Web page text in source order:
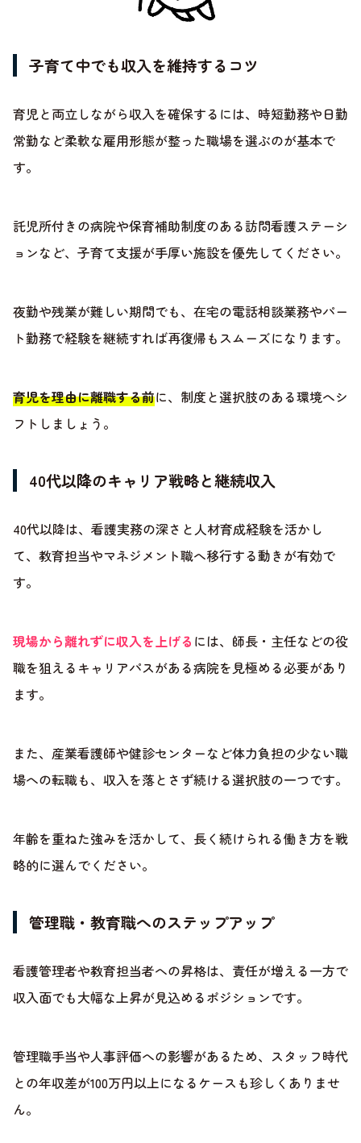
子育て中でも収入を維持するコツ
育児と両立しながら収入を確保するには、時短勤務や日勤
常勤など柔軟な雇用形態が整った職場を選ぶのが基本で
す。
託児所付きの病院や保育補助制度のある訪問看護ステーシ
ョンなど、子育て支援が手厚い施設を優先してください。
夜勤や残業が難しい期間でも、在宅の電話相談業務やパー
ト勤務で経験を継続すれば再復帰もスムーズになります。
育児を理由に離職する前に、制度と選択肢のある環境へシ
フトしましょう。
40代以降のキャリア戦略と継続収入
40代以降は、看護実務の深さと人材育成経験を活かし
て、教育担当やマネジメント職へ移行する動きが有効で
す。
現場から離れずに収入を上げる には、師長・主任などの役
職を狙えるキャリアパスがある病院を見極める必要があり
ます。
また、産業看護師や健診センターなど体力負担の少ない職
場への転職も、収入を落とさず続ける選択肢の一つです。
年齢を重ねた強みを活かして、長く続けられる働き方を戦
略的に選んでください。
管理職・教育職へのステップアップ
看護管理者や教育担当者への昇格は、責任が増える一方で
収入面でも大幅な上昇が見込めるポジションです。
管理職手当や人事評価への影響があるため、スタッフ時代
との年収差が100万円以上になるケースも珍しくありませ
ん。